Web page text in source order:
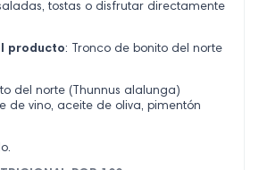
tostas o disfrutar directamente
producto: Tronco de bonito del norte
del norte (Thunnus alalunga)
de vino, aceite de oliva, pimentón